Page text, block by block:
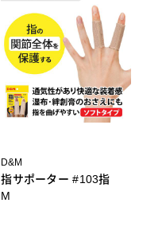
D&M
指サポーター #103指
M